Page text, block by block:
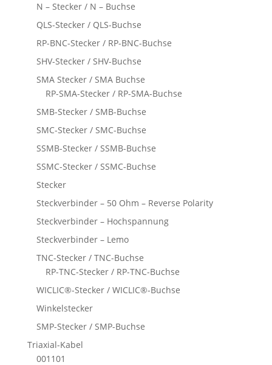
N – Stecker / N – Buchse
QLS-Stecker / QLS-Buchse
RP-BNC-Stecker / RP-BNC-Buchse
SHV-Stecker / SHV-Buchse
SMA Stecker / SMA Buchse
RP-SMA-Stecker / RP-SMA-Buchse
SMB-Stecker / SMB-Buchse
SMC-Stecker / SMC-Buchse
SSMB-Stecker / SSMB-Buchse
SSMC-Stecker / SSMC-Buchse
Stecker
Steckverbinder – 50 Ohm – Reverse Polarity
Steckverbinder – Hochspannung
Steckverbinder – Lemo
TNC-Stecker / TNC-Buchse
RP-TNC-Stecker / RP-TNC-Buchse
WICLIC®-Stecker / WICLIC®-Buchse
Winkelstecker
SMP-Stecker / SMP-Buchse
Triaxial-Kabel
001101